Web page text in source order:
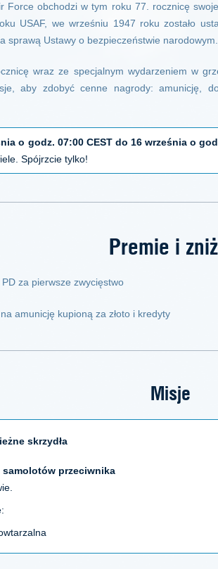
Force obchodzi w tym roku 77. rocznicę
USAF, we wrześniu 1947 roku zostało
sprawą Ustawy o bezpieczeństwie narodowym.
wraz ze specjalnym wydarzeniem w
aby zdobyć cenne nagrody: amunicję,
o godz. 07:00 CEST do 16 września o
Spójrzcie tylko!
Premie i
za pierwsze zwycięstwo
na amunicję kupioną za złoto i kredyty
Misje
skrzydła
samolotów przeciwnika